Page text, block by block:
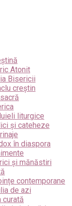
Atonit
Bisericii
creștin
liturgice
și cateheze
în diaspora
și mănăstiri
contemporane
de azi
curată